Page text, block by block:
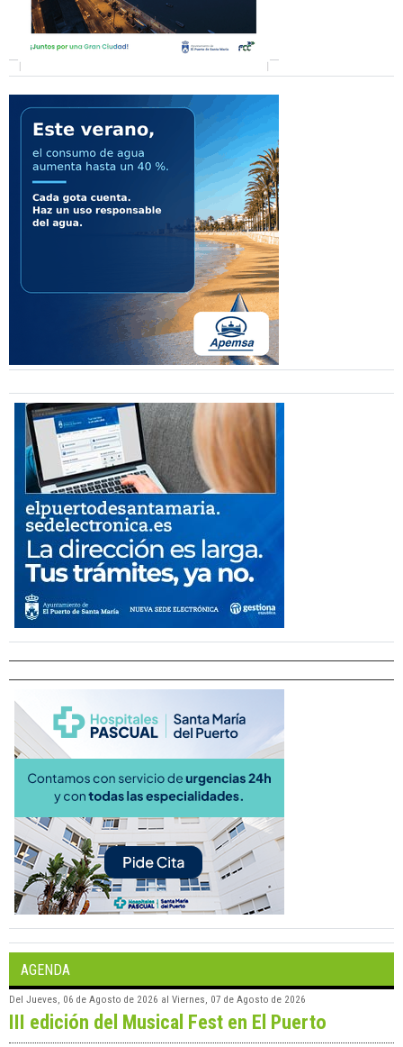
AGENDA
Del Jueves, 06 de Agosto de 2026 al Viernes, 07 de Agosto de 2026
III edición del Musical Fest en El Puerto